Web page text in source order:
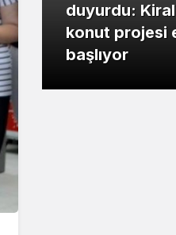
duyurdu:
konut projesi
başlıyor